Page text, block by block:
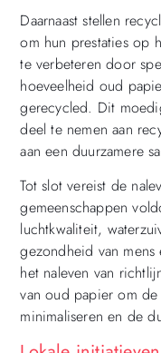
Daarnaast stellen
om hun prestaties op
te verbeteren door
hoeveelheid oud
gerecycled. Dit
deel te nemen aan
aan een duurzamere
Tot slot vereist de
gemeenschappen
luchtkwaliteit,
gezondheid van
het naleven van
van oud papier om
minimaliseren en de